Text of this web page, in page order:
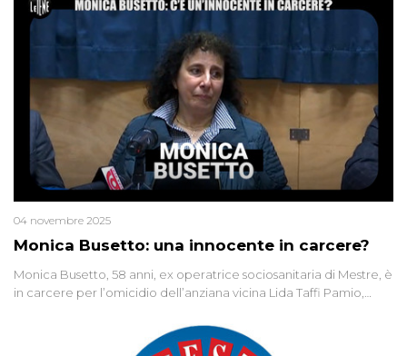
Monica Busetto: una innocente in carcere?
04 novembre 2025
Monica Busetto, 58 anni, ex operatrice sociosanitaria di Mestre, è
in carcere per l’omicidio dell’anziana vicina Lida Taffi Pamio,
minuscola su una collanina, Monica si proclama innocente. Nel
2015 un’altra donna confessa lo stesso delitto, poi ritratta. Due